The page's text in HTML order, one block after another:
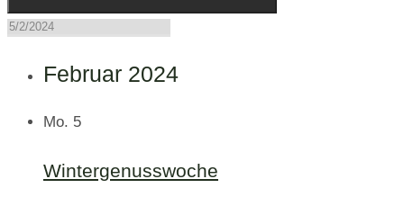
Februar 2024
Mo. 5
Wintergenusswoche